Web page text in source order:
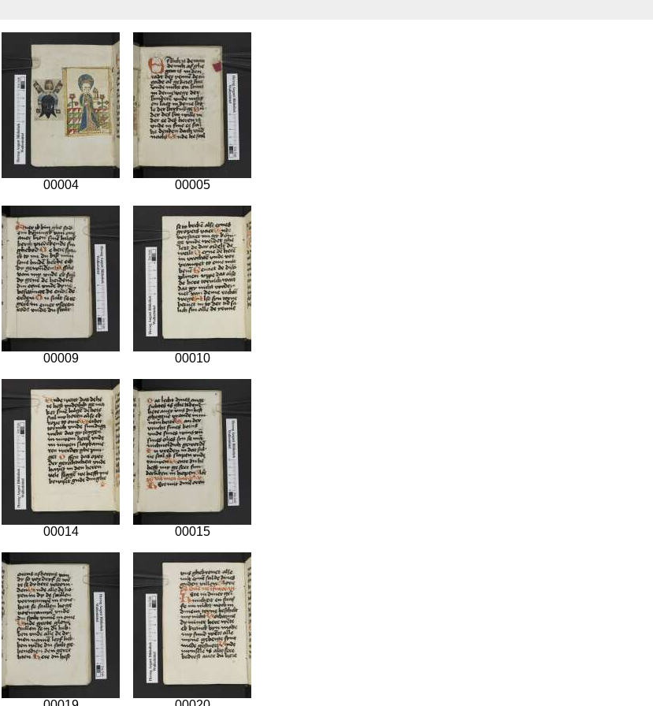
00004 00005
00009 00010
00014 00015